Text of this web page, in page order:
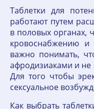
Таблетки для
работают путем
в половых органах,
кровоснабжению и
важно понимать,
афродизиаками и
Для того чтобы
сексуальное
Как выбрать